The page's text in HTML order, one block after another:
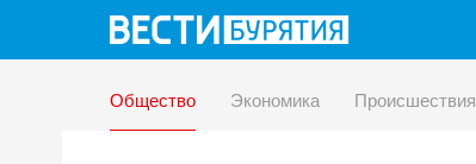
Общество Экономика Происшествия